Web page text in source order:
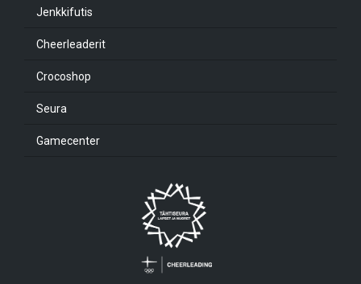
Jenkkifutis
Cheerleaderit
Crocoshop
Seura
Gamecenter